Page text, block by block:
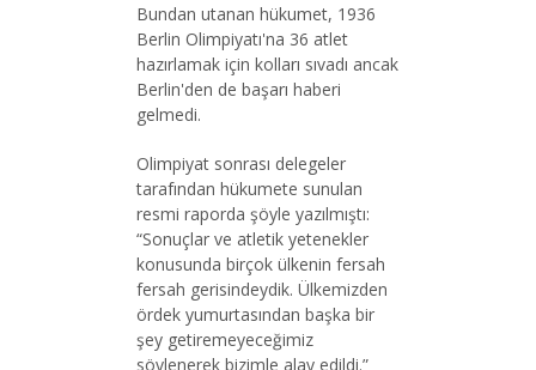
Bundan utanan hükumet, 1936
Berlin Olimpiyatı'na 36 atlet
hazırlamak için kolları sıvadı ancak
Berlin'den de başarı haberi
gelmedi.
Olimpiyat sonrası delegeler
tarafından hükumete sunulan
resmi raporda şöyle yazılmıştı:
“Sonuçlar ve atletik yetenekler
konusunda birçok ülkenin fersah
fersah gerisindeydik. Ülkemizden
ördek yumurtasından başka bir
şey getiremeyeceğimiz
söylenerek bizimle alay edildi.”